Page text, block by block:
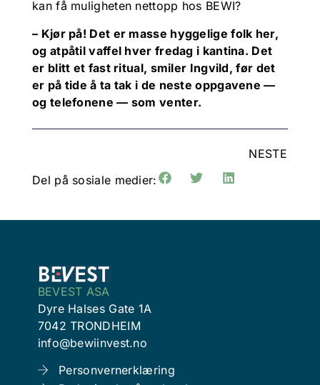
kan få muligheten nettopp hos BEWI?
– Kjør på! Det er masse hyggelige folk her,
og atpåtil vaffel hver fredag i kantina. Det
er blitt et fast ritual, smiler Ingvild, før det
er på tide å ta tak i de neste oppgavene —
og telefonene — som venter.
NESTE
Del på sosiale medier:
BEVEST ASA
Dyre Halses Gate 1A
7042 TRONDHEIM
info@bewiinvest.no
Personvernerklæring